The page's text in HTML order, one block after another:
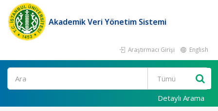
Akademik Veri Yönetim Sistemi
Araştırmacı Girişi English
Ara
Detaylı Arama